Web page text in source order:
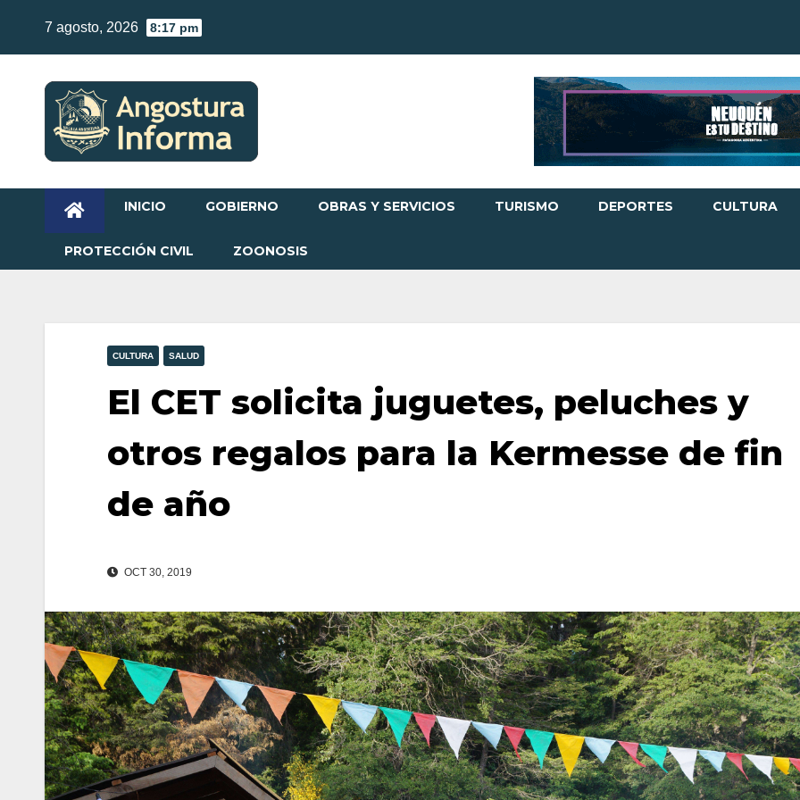
content
7 agosto, 2026 8:17 pm
INICIO GOBIERNO OBRAS Y SERVICIOS TURISMO DEPORTES CULTURA
PROTECCIÓN CIVIL ZOONOSIS
CULTURA SALUD
El CET solicita juguetes, peluches y
otros regalos para la Kermesse de fin
de año
OCT 30, 2019